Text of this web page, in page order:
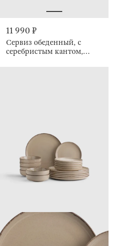
11 990 ₽
Сервиз обеденный, с
серебристым кантом,